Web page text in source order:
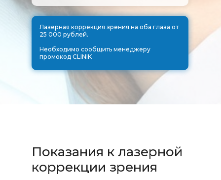
Лазерная коррекция зрения на оба глаза от
25 000 рублей.
Необходимо сообщить менеджеру
промокод CLINIK
Показания к лазерной
коррекции зрения